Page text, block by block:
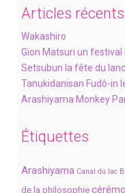
Articles récents
Wakashiro
Gion Matsuri un
Setsubun la fête du
Tanukidanisan Fudô-in
Arashiyama Monkey
Étiquettes
Arashiyama Canal du lac
de la philosophie